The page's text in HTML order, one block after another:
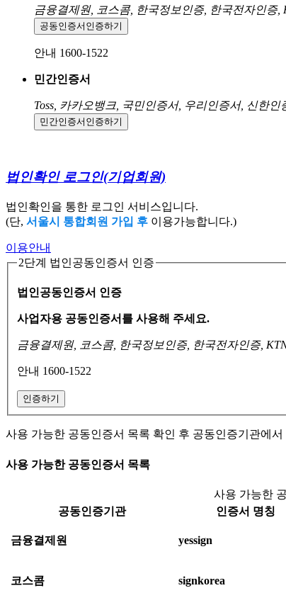
금융결제원, 코스콤, 한국정보인증, 한국전자인증,
공동인증서 인증하기
안내 1600-1522
민간인증서
Toss, 카카오뱅크, 국민인증서, 우리인증서, 신한인
민간인증서 인증하기
법인확인 로그인(기업회원)
법인확인을 통한 로그인 서비스입니다.
(단, 서울시 통합회원 가입 후 이용가능합니다.)
이용안내
2단계 법인공동인증서 인증
법인공동인증서 인증
사업자용 공동인증서를 사용해 주세요.
금융결제원, 코스콤, 한국정보인증, 한국전자인증,
안내 1600-1522
인증하기
사용 가능한 공동인증서 목록 확인 후 공동인증기관에
사용 가능한 공동인증서 목록
사용 가능한
공동인증기관
인증서 명칭
금융결제원 yessign
코스콤 signkorea